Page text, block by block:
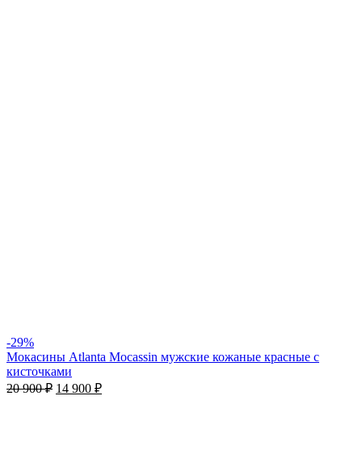
-29%
Мокасины Atlanta Mocassin мужские кожаные красные с
кисточками
20 900₽ 14 900 ₽